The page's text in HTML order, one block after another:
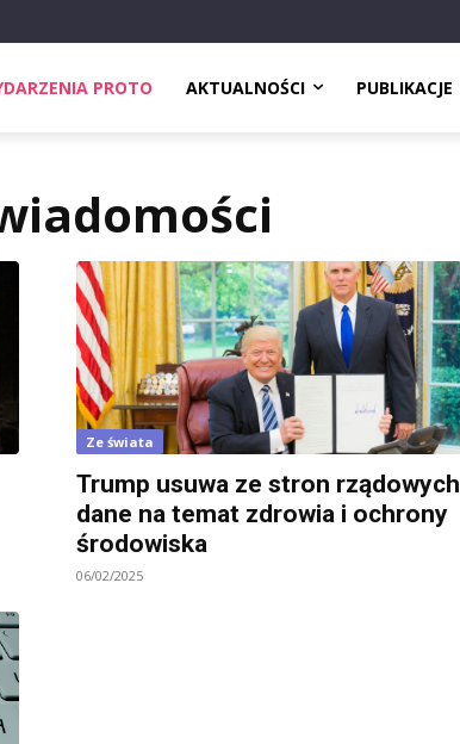
PROTO AKTUALNOŚCI PUBLIKACJE
Ze świata
Trump usuwa ze stron rządowych
dane na temat zdrowia i ochrony
środowiska
06/02/2025